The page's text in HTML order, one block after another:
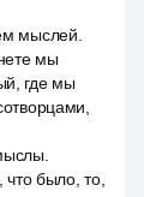
мыслей.
мы
где мы
что было, то,